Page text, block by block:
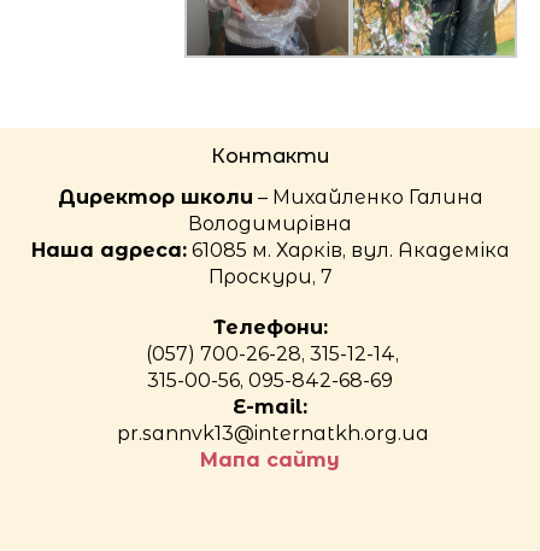
Контакти
Директор школи – Михайленко Галина
Володимирівна
Наша адреса:61085 м. Харків, вул. Академіка
Проскури, 7
Телефони:
(057) 700-26-28, 315-12-14,
315-00-56, 095-842-68-69
E-mail:
pr.sannvk13@internatkh.org.ua
Мапа сайту